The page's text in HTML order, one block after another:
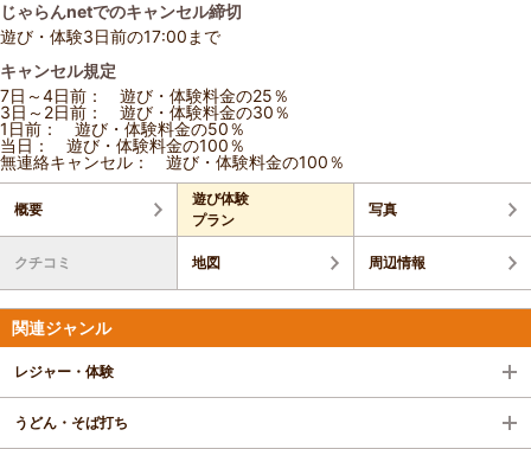
じゃらんnetでのキャンセル締切
遊び・体験3日前の17:00まで
キャンセル規定
7日～4日前： 遊び・体験料金の25％
3日～2日前： 遊び・体験料金の30％
1日前： 遊び・体験料金の50％
当日： 遊び・体験料金の100％
無連絡キャンセル： 遊び・体験料金の100％
概要
遊び体験
プラン
写真
クチコミ 地図 周辺情報
関連ジャンル
レジャー・体験
うどん・そば打ち